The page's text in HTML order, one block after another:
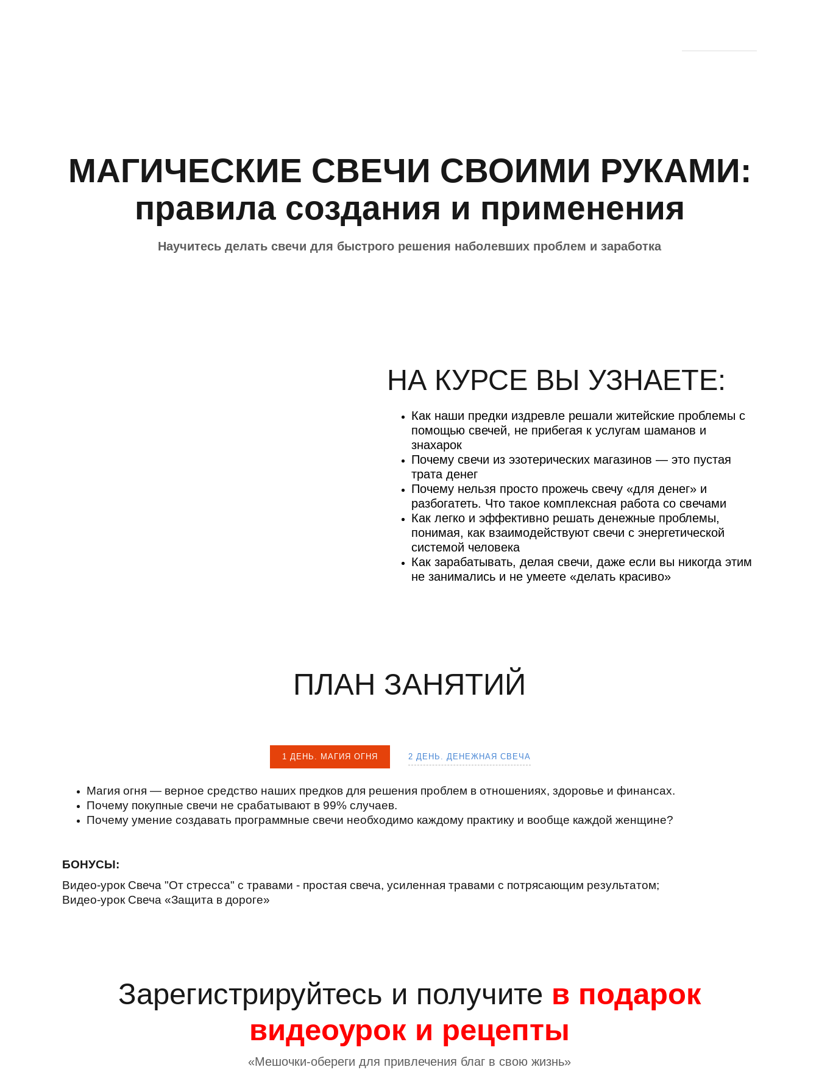
МАГИЧЕСКИЕ СВЕЧИ СВОИМИ РУКАМИ:
правила создания и применения
Научитесь делать свечи для быстрого решения наболевших проблем и заработка
НА КУРСЕ ВЫ УЗНАЕТЕ:
Как наши предки издревле решали житейские проблемы с
помощью свечей, не прибегая к услугам шаманов и
знахарок
Почему свечи из эзотерических магазинов — это пустая
трата денег
Почему нельзя просто прожечь свечу «для денег» и
разбогатеть. Что такое комплексная работа со свечами
Как легко и эффективно решать денежные проблемы,
понимая, как взаимодействуют свечи с энергетической
системой человека
Как зарабатывать, делая свечи, даже если вы никогда этим
не занимались и не умеете «делать красиво»
ПЛАН ЗАНЯТИЙ
1 ДЕНЬ. МАГИЯ ОГНЯ 2 ДЕНЬ. ДЕНЕЖНАЯ СВЕЧА
Магия огня — верное средство наших предков для решения проблем в отношениях, здоровье и финансах.
Почему покупные свечи не срабатывают в 99% случаев.
Почему умение создавать программные свечи необходимо каждому практику и вообще каждой женщине?
БОНУСЫ:
Видео-урок Свеча "От стресса" с травами - простая свеча, усиленная травами с потрясающим результатом;
Видео-урок Свеча «Защита в дороге»
Зарегистрируйтесь и получите в подарок
видеоурок и рецепты
«Мешочки-обереги для привлечения благ в свою жизнь»